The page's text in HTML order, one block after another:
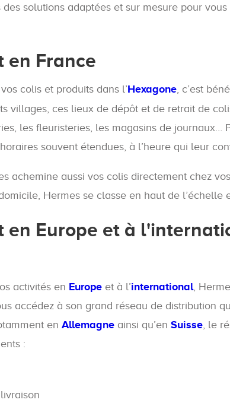
solutions adaptées et sur mesure pour
en France
colis et produits dans l’Hexagone, c’est
villages, ces lieux de dépôt et de retrait de
les fleuristeries, les magasins de
souvent étendues, à l’heure qui leur
achemine aussi vos colis directement chez
Hermes se classe en haut de
en Europe et à
activités en Europe et à l’international,
accédez à son grand réseau de distribution
en Allemagne ainsi qu’en Suisse, le
: